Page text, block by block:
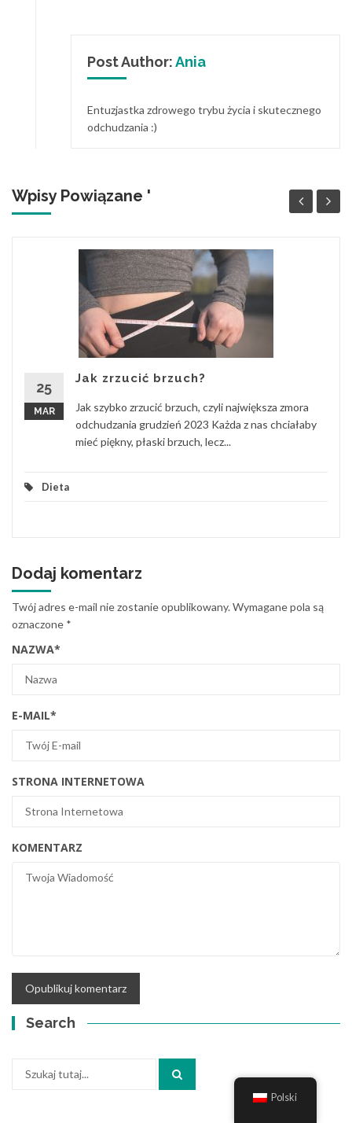
Post Author:Ania
Entuzjastka zdrowego trybu życia i skutecznego
odchudzania :)
Wpisy Powiązane '
25
MAR
Jak zrzucić brzuch?
Jak szybko zrzucić brzuch, czyli największa zmora
odchudzania grudzień 2023 Każda z nas chciałaby
mieć piękny, płaski brzuch, lecz...
Dieta
Dodaj komentarz
Twój adres e-mail nie zostanie opublikowany.Wymagane pola są
oznaczone *
NAZWA*
E-MAIL*
STRONA INTERNETOWA
KOMENTARZ
Search
Polski